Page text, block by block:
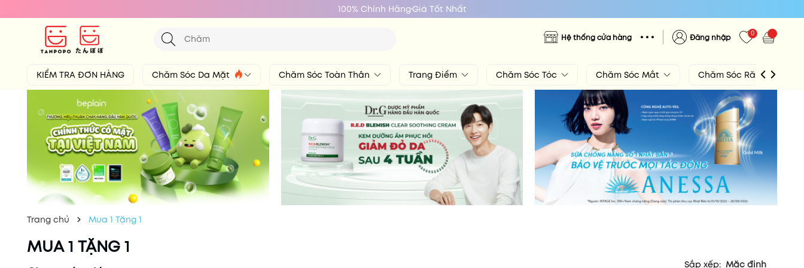
100% Chính HãngGiá Tốt Nhất
Hệ thống cửa hàng Đăng nhập 0
KIỂM TRA ĐƠN HÀNG Chăm Sóc Da Mặt Chăm Sóc Toàn Thân Trang Điểm Chăm Sóc Tóc Chăm Sóc Mắt Chăm Sóc Răng Miệng
Trang chủ Mua 1 Tặng 1
MUA 1 TẶNG 1
Sắp xếp: Mặc định